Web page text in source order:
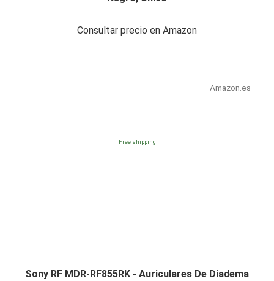
Consultar precio en Amazon
Amazon.es
Free shipping
Sony RF MDR-RF855RK - Auriculares De Diadema